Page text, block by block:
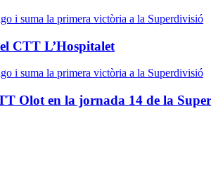
CTT L’Hospitalet
Olot en la jornada 14 de la